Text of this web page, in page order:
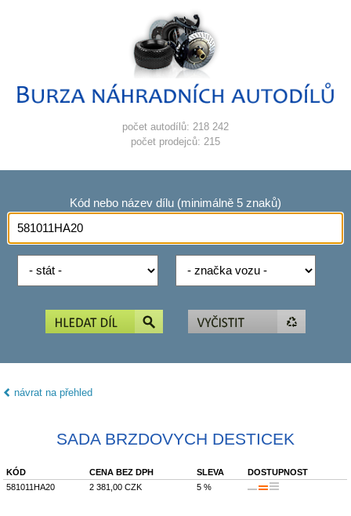
počet autodílů: 218 242
počet prodejců: 215
Kód nebo název dílu (minimálně 5 znaků)
návrat na přehled
SADA BRZDOVYCH DESTICEK
KÓD CENA BEZ DPH SLEVA
DOSTUPNOST
581011HA20
2 381,00 CZK 5 %